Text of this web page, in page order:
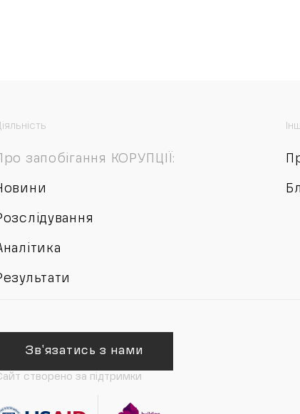
Про запобігання КОРУПЦІЇ:
Зв'язатись з нами
створено за підтримки